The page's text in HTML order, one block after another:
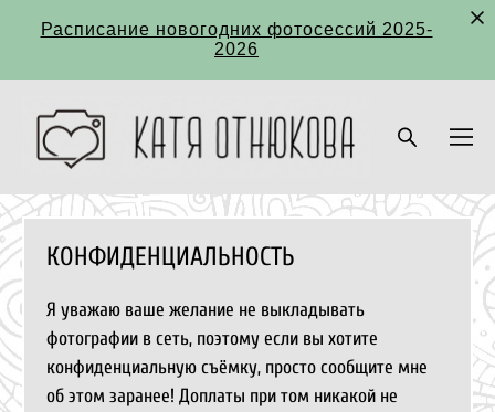
Расписание новогодних фотосессий 2025-
2026
КОНФИДЕНЦИАЛЬНОСТЬ
Я уважаю ваше желание не выкладывать
фотографии в сеть, поэтому если вы хотите
конфиденциальную съёмку, просто сообщите мне
об этом заранее! Доплаты при том никакой не